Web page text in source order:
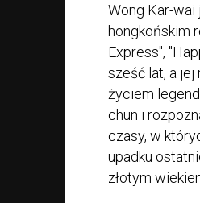
Wong Kar-
hongkońskim
Express",
sześć lat, a jej
życiem
chun i
czasy, w
upadku
złotym